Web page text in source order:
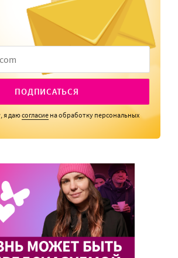
ПОДПИСАТЬСЯ
я даюсогласие на обработку персональных